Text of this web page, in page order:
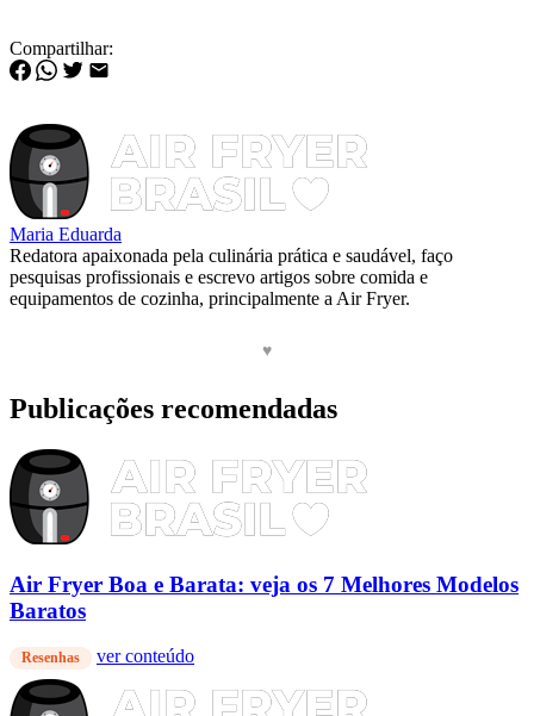
Compartilhar:
Maria Eduarda
Redatora apaixonada pela culinária prática e saudável, faço
pesquisas profissionais e escrevo artigos sobre comida e
equipamentos de cozinha, principalmente a Air Fryer.
♥
Publicações recomendadas
Air Fryer Boa e Barata: veja os 7 Melhores Modelos
Baratos
Resenhas ver conteúdo